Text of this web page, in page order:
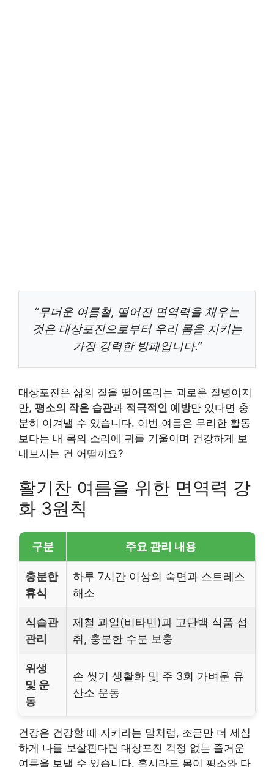
“무더운 여름철, 떨어진 면역력을 채우는
것은 대상포진으로부터 우리 몸을 지키는
가장 강력한 방패입니다.”
대상포진은 삶의 질을 떨어뜨리는 괴로운 질병이지
만, 평소의 작은 습관과 적극적인 예방만 있다면 충
분히 이겨낼 수 있습니다. 이번 여름은 무리한 활동
보다는 내 몸의 소리에 귀를 기울이며 건강하게 보
내보시는 건 어떨까요?
활기찬 여름을 위한 면역력 강
화 3원칙
구분 주요 관리 내용
충분한
휴식
하루 7시간 이상의 숙면과 스트레스
해소
식습관
관리
제철 과일(비타민)과 고단백 식품 섭
취, 충분한 수분 보충
위생
및 운
동
손 씻기 생활화 및 주 3회 가벼운 유
산소 운동
건강은 건강할 때 지키라는 말처럼, 조금만 더 세심
하게 나를 보살핀다면 대상포진 걱정 없는 즐거운
여름을 보낼 수 있습니다. 혹시라도 몸이 평소와 다